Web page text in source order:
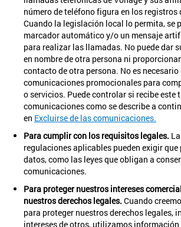
número de teléfono figura en los registros
Cuando la legislación local lo permita, se
marcador automático y/o un mensaje
para realizar las llamadas. No puede dar
en nombre de otra persona ni
contacto de otra persona. No es necesario
comunicaciones promocionales para
o servicios. Puede controlar si recibe este
comunicaciones como se describe a
en Excluirse de las comunicaciones.
Para cumplir con los requisitos legales.
regulaciones aplicables pueden exigir que
datos, como las leyes que obligan a
comunicaciones.
Para proteger nuestros intereses
nuestros derechos legales. Cuando
para proteger nuestros derechos legales,
intereses de otros, utilizamos información